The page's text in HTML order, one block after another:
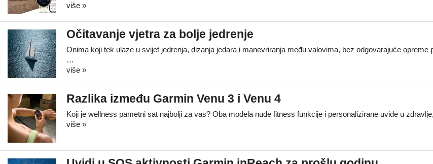
više »
Očitavanje vjetra za bolje jedrenje
Onima koji tek ulaze u svijet jedrenja, dizanja jedara i manevriranja među valovima, bez odgovarajuće
…
više »
Razlika između Garmin Venu 3 i Venu 4
Koji je wellness pametni sat najbolji za vas? Oba modela nude fitness funkcije i personalizirane uvide u
više »